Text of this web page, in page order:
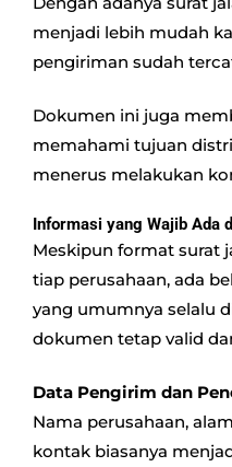
menjadi lebih mudah
pengiriman sudah
Dokumen ini juga
memahami tujuan
menerus melakukan
Informasi yang Wajib Ada
Meskipun format surat
tiap perusahaan, ada
yang umumnya selalu
dokumen tetap valid
Data Pengirim dan
Nama perusahaan,
kontak biasanya